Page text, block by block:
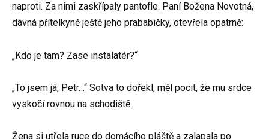
naproti. Za nimi zaskřípaly pantofle. Paní Božena Novotná,
dávná přítelkyně ještě jeho prababičky, otevřela opatrně:
„Kdo je tam? Zase instalatér?“
„To jsem já, Petr…“ Sotva to dořekl, měl pocit, že mu srdce
vyskočí rovnou na schodiště.
Žena si utřela ruce do domácího pláště a zalapala po